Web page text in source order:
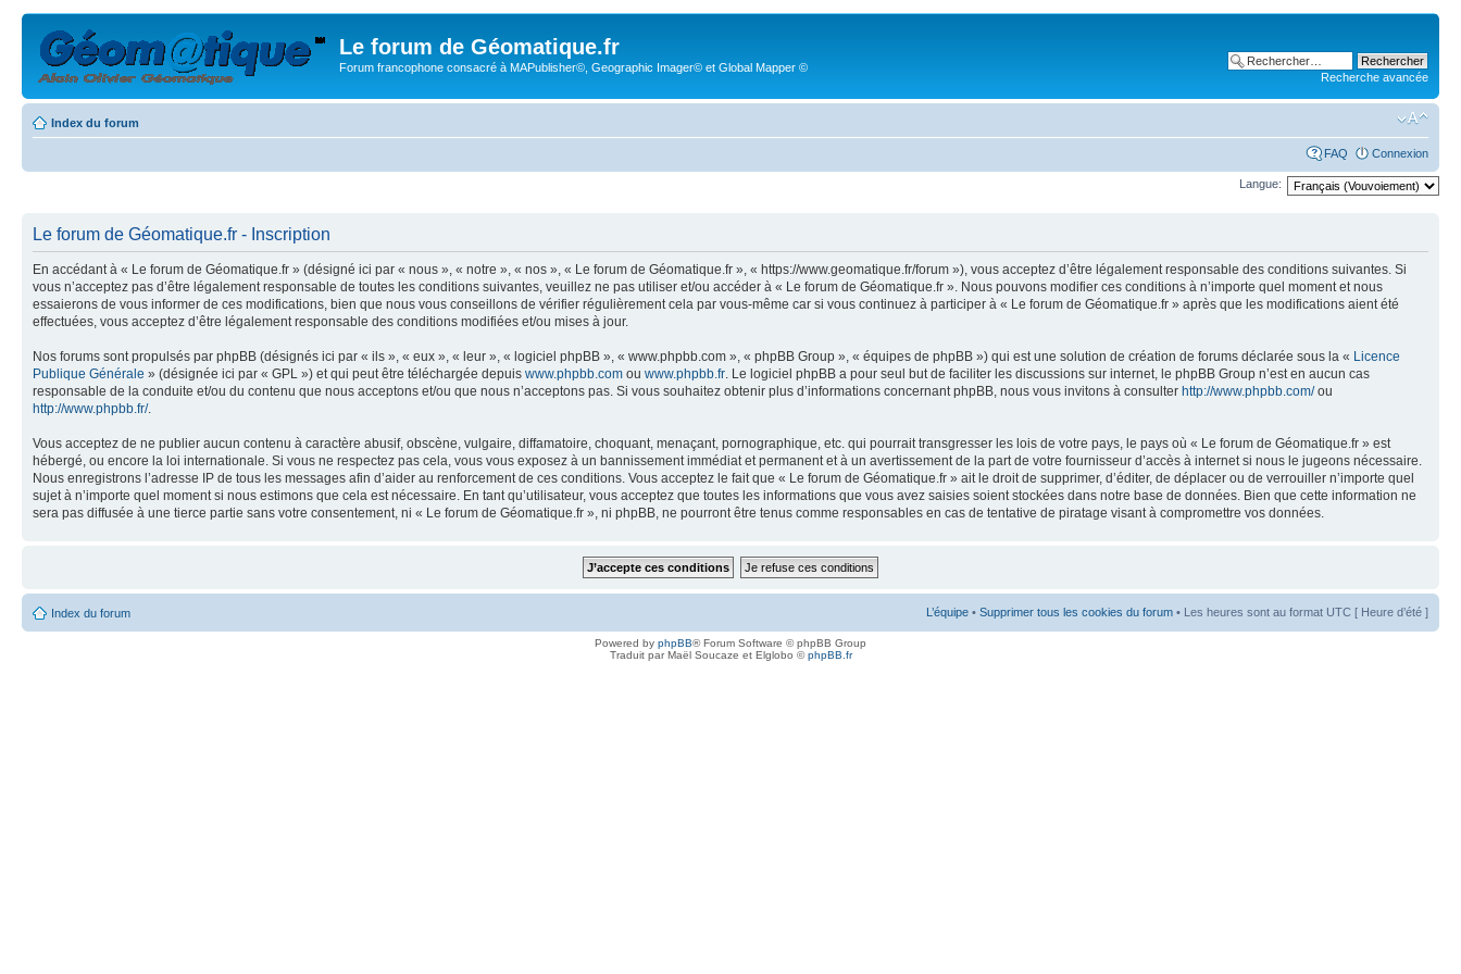
Le forum de Géomatique.fr
Forum francophone consacré à MAPublisher©, Geographic Imager© et Global Mapper ©
Recherche avancée
Index du forum
FAQ Connexion
Langue:
Le forum de Géomatique.fr - Inscription
En accédant à « Le forum de Géomatique.fr » (désigné ici par « nous », « notre », « nos », « Le forum de Géomatique.fr », « https://www.geomatique.fr/forum »), vous acceptez d’être légalement responsable des conditions suivantes. Si
vous n’acceptez pas d’être légalement responsable de toutes les conditions suivantes, veuillez ne pas utiliser et/ou accéder à « Le forum de Géomatique.fr ». Nous pouvons modifier ces conditions à n’importe quel moment et nous
essaierons de vous informer de ces modifications, bien que nous vous conseillons de vérifier régulièrement cela par vous-même car si vous continuez à participer à « Le forum de Géomatique.fr » après que les modifications aient été
effectuées, vous acceptez d’être légalement responsable des conditions modifiées et/ou mises à jour.
Nos forums sont propulsés par phpBB (désignés ici par « ils », « eux », « leur », « logiciel phpBB », « www.phpbb.com », « phpBB Group », « équipes de phpBB ») qui est une solution de création de forums déclarée sous la « Licence
Publique Générale » (désignée ici par « GPL ») et qui peut être téléchargée depuis www.phpbb.com ou www.phpbb.fr. Le logiciel phpBB a pour seul but de faciliter les discussions sur internet, le phpBB Group n’est en aucun cas
responsable de la conduite et/ou du contenu que nous acceptons et/ou que nous n’acceptons pas. Si vous souhaitez obtenir plus d’informations concernant phpBB, nous vous invitons à consulter http://www.phpbb.com/ou
http://www.phpbb.fr/.
Vous acceptez de ne publier aucun contenu à caractère abusif, obscène, vulgaire, diffamatoire, choquant, menaçant, pornographique, etc. qui pourrait transgresser les lois de votre pays, le pays où « Le forum de Géomatique.fr » est
hébergé, ou encore la loi internationale. Si vous ne respectez pas cela, vous vous exposez à un bannissement immédiat et permanent et à un avertissement de la part de votre fournisseur d’accès à internet si nous le jugeons nécessaire.
Nous enregistrons l’adresse IP de tous les messages afin d’aider au renforcement de ces conditions. Vous acceptez le fait que « Le forum de Géomatique.fr » ait le droit de supprimer, d’éditer, de déplacer ou de verrouiller n’importe quel
sujet à n’importe quel moment si nous estimons que cela est nécessaire. En tant qu’utilisateur, vous acceptez que toutes les informations que vous avez saisies soient stockées dans notre base de données. Bien que cette information ne
sera pas diffusée à une tierce partie sans votre consentement, ni « Le forum de Géomatique.fr », ni phpBB, ne pourront être tenus comme responsables en cas de tentative de piratage visant à compromettre vos données.
Index du forum L’équipe • Supprimer tous les cookies du forum • Les heures sont au format UTC [ Heure d’été ]
Powered by phpBB® Forum Software © phpBB Group
Traduit par Maël Soucaze et Elglobo ©phpBB.fr